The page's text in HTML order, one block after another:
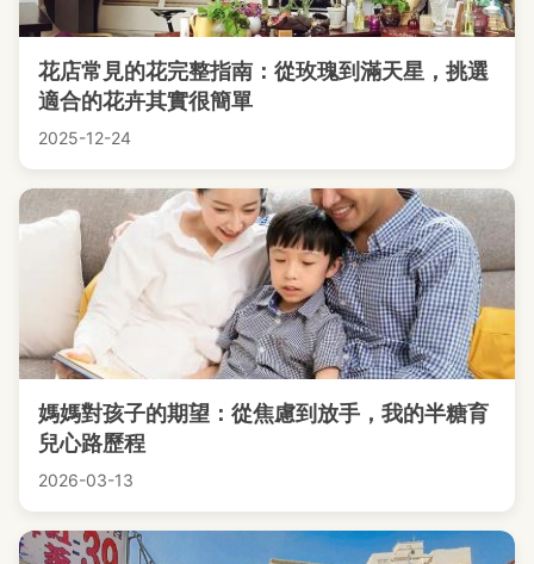
花店常見的花完整指南：從玫瑰到滿天星，挑選
適合的花卉其實很簡單
2025-12-24
媽媽對孩子的期望：從焦慮到放手，我的半糖育
兒心路歷程
2026-03-13